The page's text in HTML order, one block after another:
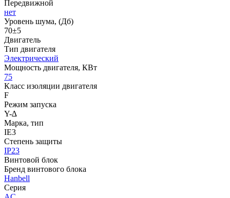
Передвижной
нет
Уровень шума, (Дб)
70±5
Двигатель
Тип двигателя
Электрический
Мощность двигателя, КВт
75
Класс изоляции двигателя
F
Режим запуска
Y-∆
Марка, тип
IE3
Степень защиты
IP23
Винтовой блок
Бренд винтового блока
Hanbell
Серия